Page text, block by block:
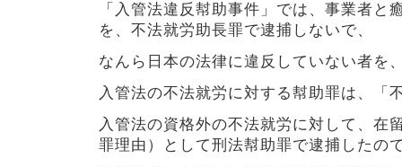
「入管法違反幇助事件」では、事業者と
を、不法就労助長罪で逮捕しないで、
なんら日本の法律に違反していない者を
入管法の不法就労に対する幇助罪は、「
入管法の資格外の不法就労に対して、在
罪理由）として刑法幇助罪で逮捕したの